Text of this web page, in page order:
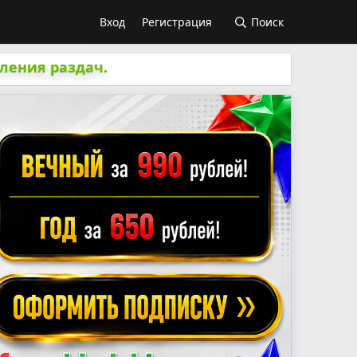
Вход Регистрация Поиск
раздач.